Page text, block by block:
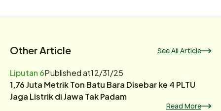
Other Article See All Article
Liputan 6Published at12/31/25
1,76 Juta Metrik Ton Batu Bara Disebar ke 4 PLTU
Jaga Listrik di Jawa Tak Padam
Read More